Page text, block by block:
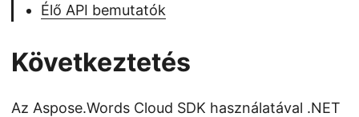
Élő API bemutatók
Következtetés
Az Aspose.Words Cloud SDK használatával .NET